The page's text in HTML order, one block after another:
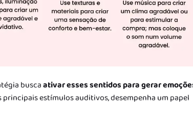
buscaativar esses sentidos para gerar
principais estímulos auditivos, desempenha um papel